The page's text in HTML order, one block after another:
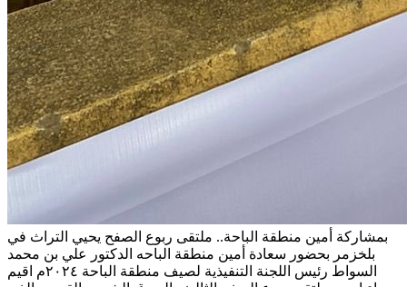
بمشاركة أمين منطقة الباحة.. ملتقى ربوع الصفح يحيي التراث في
بلخزمر بحضور سعادة أمين منطقة الباحه الدكتور علي بن محمد
السواط رئيس اللجنة التنفيذية لصيف منطقة الباحة‬⁩ ٢٠٢٤م اقيم